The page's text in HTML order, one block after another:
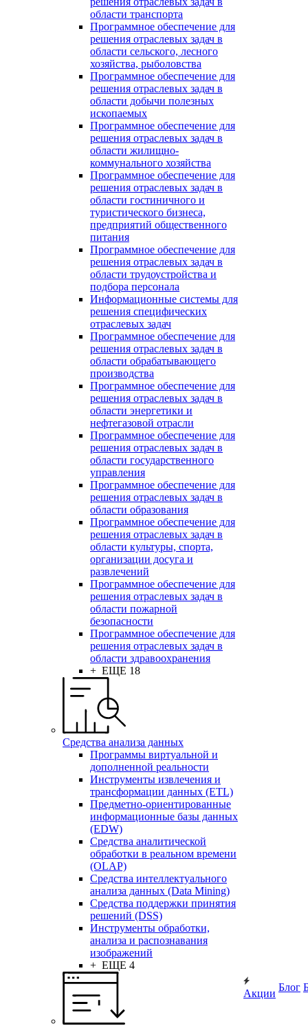
области транспорта
Программное обеспечение для
решения отраслевых задач в
области сельского, лесного
хозяйства, рыболовства
Программное обеспечение для
решения отраслевых задач в
области добычи полезных
ископаемых
Программное обеспечение для
решения отраслевых задач в
области жилищно-
коммунального хозяйства
Программное обеспечение для
решения отраслевых задач в
области гостиничного и
туристического бизнеса,
предприятий общественного
питания
Программное обеспечение для
решения отраслевых задач в
области трудоустройства и
подбора персонала
Информационные системы для
решения специфических
отраслевых задач
Программное обеспечение для
решения отраслевых задач в
области обрабатывающего
производства
Программное обеспечение для
решения отраслевых задач в
области энергетики и
нефтегазовой отрасли
Программное обеспечение для
решения отраслевых задач в
области государственного
управления
Программное обеспечение для
решения отраслевых задач в
области образования
Программное обеспечение для
решения отраслевых задач в
области культуры, спорта,
организации досуга и
развлечений
Программное обеспечение для
решения отраслевых задач в
области пожарной
безопасности
Программное обеспечение для
решения отраслевых задач в
области здравоохранения
+ ЕЩЕ 18
Средства анализа данных
Программы виртуальной и
дополненной реальности
Инструменты извлечения и
трансформации данных (ETL)
Предметно-ориентированные
информационные базы данных
(EDW)
Средства аналитической
обработки в реальном времени
(OLAP)
Средства интеллектуального
анализа данных (Data Mining)
Средства поддержки принятия
решений (DSS)
Инструменты обработки,
анализа и распознавания
изображений
+ ЕЩЕ 4
Акции
Блог